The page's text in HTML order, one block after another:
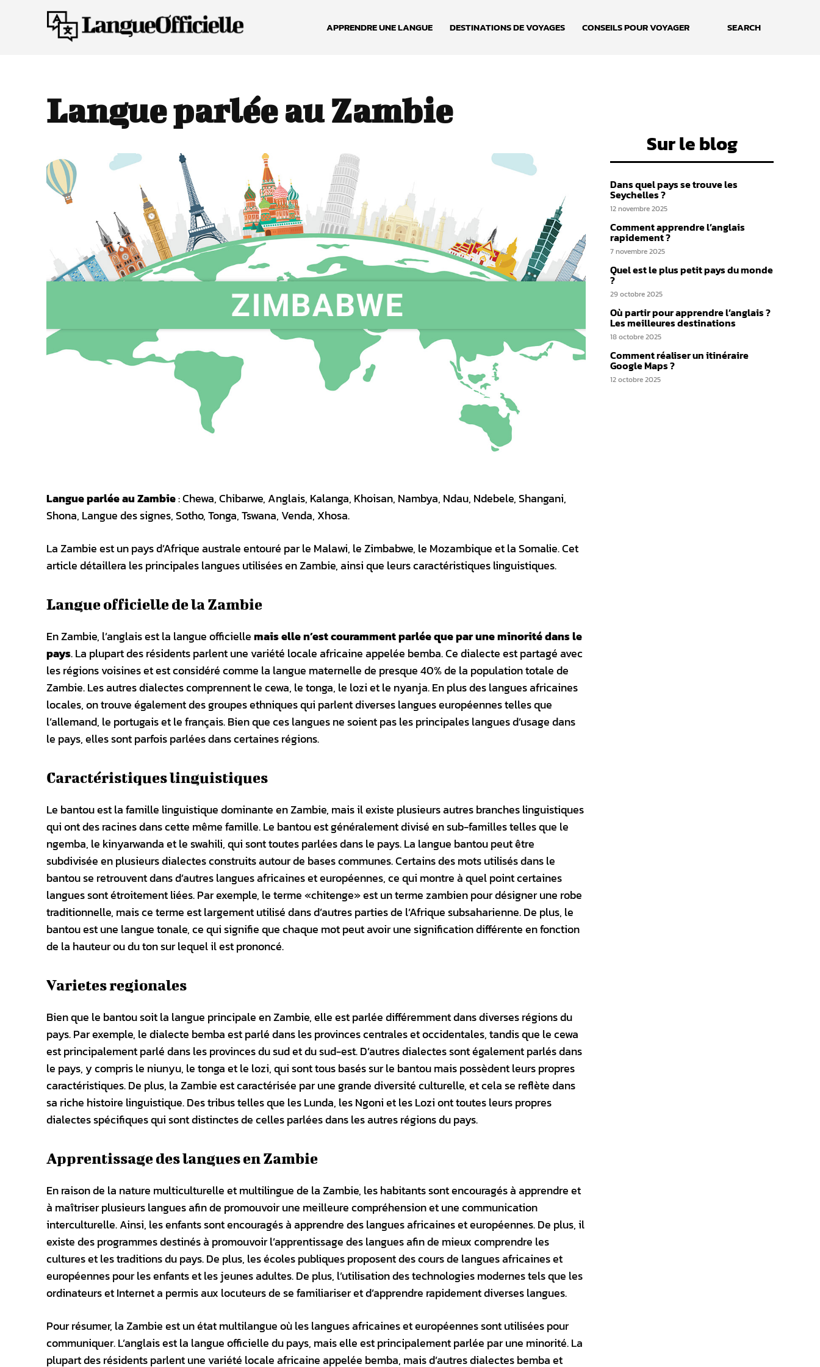
APPRENDRE UNE LANGUE DESTINATIONS DE VOYAGES CONSEILS POUR VOYAGER SEARCH
Langue parlée au Zambie
Langue parlée au Zambie: Chewa, Chibarwe, Anglais, Kalanga, Khoisan, Nambya, Ndau, Ndebele, Shangani,
Shona, Langue des signes, Sotho, Tonga, Tswana, Venda, Xhosa.
La Zambie est un pays d’Afrique australe entouré par le Malawi, le Zimbabwe, le Mozambique et la Somalie. Cet
article détaillera les principales langues utilisées en Zambie, ainsi que leurs caractéristiques linguistiques.
Langue officielle de la Zambie
En Zambie, l’anglais est la langue officiellemais elle n’est couramment parlée que par une minorité dans le
pays. La plupart des résidents parlent une variété locale africaine appelée bemba. Ce dialecte est partagé avec
les régions voisines et est considéré comme la langue maternelle de presque 40% de la population totale de
Zambie. Les autres dialectes comprennent le cewa, le tonga, le lozi et le nyanja. En plus des langues africaines
locales, on trouve également des groupes ethniques qui parlent diverses langues européennes telles que
l’allemand, le portugais et le français. Bien que ces langues ne soient pas les principales langues d’usage dans
le pays, elles sont parfois parlées dans certaines régions.
Caractéristiques linguistiques
Le bantou est la famille linguistique dominante en Zambie, mais il existe plusieurs autres branches linguistiques
qui ont des racines dans cette même famille. Le bantou est généralement divisé en sub-familles telles que le
ngemba, le kinyarwanda et le swahili, qui sont toutes parlées dans le pays. La langue bantou peut être
subdivisée en plusieurs dialectes construits autour de bases communes. Certains des mots utilisés dans le
bantou se retrouvent dans d’autres langues africaines et européennes, ce qui montre à quel point certaines
langues sont étroitement liées. Par exemple, le terme «chitenge» est un terme zambien pour désigner une robe
traditionnelle, mais ce terme est largement utilisé dans d’autres parties de l’Afrique subsaharienne. De plus, le
bantou est une langue tonale, ce qui signifie que chaque mot peut avoir une signification différente en fonction
de la hauteur ou du ton sur lequel il est prononcé.
Varietes regionales
Bien que le bantou soit la langue principale en Zambie, elle est parlée différemment dans diverses régions du
pays. Par exemple, le dialecte bemba est parlé dans les provinces centrales et occidentales, tandis que le cewa
est principalement parlé dans les provinces du sud et du sud-est. D’autres dialectes sont également parlés dans
le pays, y compris le niunyu, le tonga et le lozi, qui sont tous basés sur le bantou mais possèdent leurs propres
caractéristiques. De plus, la Zambie est caractérisée par une grande diversité culturelle, et cela se reflète dans
sa riche histoire linguistique. Des tribus telles que les Lunda, les Ngoni et les Lozi ont toutes leurs propres
dialectes spécifiques qui sont distinctes de celles parlées dans les autres régions du pays.
Apprentissage des langues en Zambie
En raison de la nature multiculturelle et multilingue de la Zambie, les habitants sont encouragés à apprendre et
à maîtriser plusieurs langues afin de promouvoir une meilleure compréhension et une communication
interculturelle. Ainsi, les enfants sont encouragés à apprendre des langues africaines et européennes. De plus, il
existe des programmes destinés à promouvoir l’apprentissage des langues afin de mieux comprendre les
cultures et les traditions du pays. De plus, les écoles publiques proposent des cours de langues africaines et
européennes pour les enfants et les jeunes adultes. De plus, l’utilisation des technologies modernes tels que les
ordinateurs et Internet a permis aux locuteurs de se familiariser et d’apprendre rapidement diverses langues.
Pour résumer, la Zambie est un état multilangue où les langues africaines et européennes sont utilisées pour
communiquer. L’anglais est la langue officielle du pays, mais elle est principalement parlée par une minorité. La
plupart des résidents parlent une variété locale africaine appelée bemba, mais d’autres dialectes bemba et
Sur le blog
Dans quel pays se trouve les
Seychelles ?
12 novembre 2025
Comment apprendre l’anglais
rapidement ?
7 novembre 2025
Quel est le plus petit pays du monde
?
29 octobre 2025
Où partir pour apprendre l’anglais ?
Les meilleures destinations
18 octobre 2025
Comment réaliser un itinéraire
Google Maps ?
12 octobre 2025